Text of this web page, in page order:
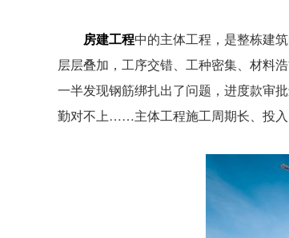
房建工程中的主体工程 ，是整栋建
层层叠加，工序交错、工种密集、材料
一半发现钢筋绑扎出了问题，进度款审
勤对不上……主体工程施工周期长、投入